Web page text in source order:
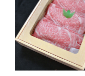
しゃぶしゃぶ
焼豚など（豚肉の加工
品）